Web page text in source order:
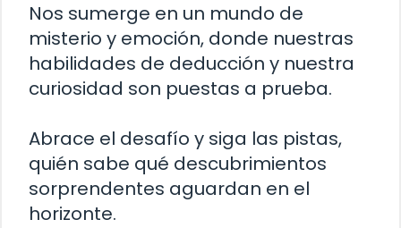
Nos sumerge en un mundo de
misterio y emoción, donde nuestras
habilidades de deducción y nuestra
curiosidad son puestas a prueba.
Abrace el desafío y siga las pistas,
quién sabe qué descubrimientos
sorprendentes aguardan en el
horizonte.